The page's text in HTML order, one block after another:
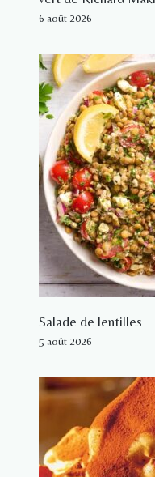
6 août 2026
Salade de lentilles
5 août 2026